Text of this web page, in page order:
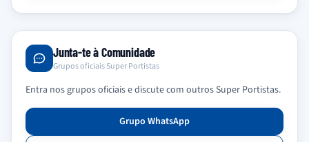
Junta-te à Comunidade
Grupos oficiais Super Portistas
Entra nos grupos oficiais e discute com outros Super Portistas.
Grupo WhatsApp